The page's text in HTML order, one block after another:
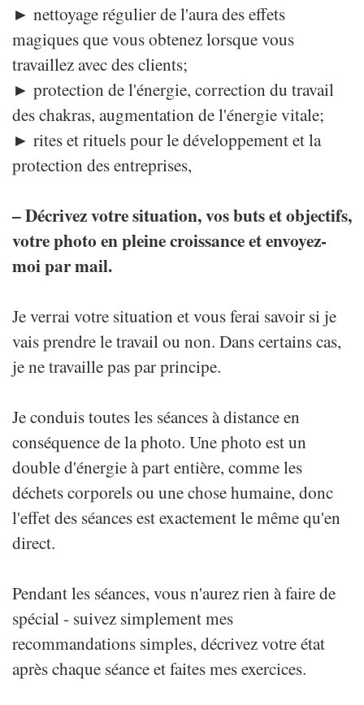
► nettoyage régulier de l'aura des effets
magiques que vous obtenez lorsque vous
travaillez avec des clients;
► protection de l'énergie, correction du travail
des chakras, augmentation de l'énergie vitale;
► rites et rituels pour le développement et la
protection des entreprises,
– Décrivez votre situation, vos buts et objectifs,
votre photo en pleine croissance et envoyez-
moi par mail.
Je verrai votre situation et vous ferai savoir si je
vais prendre le travail ou non. Dans certains cas,
je ne travaille pas par principe.
Je conduis toutes les séances à distance en
conséquence de la photo. Une photo est un
double d'énergie à part entière, comme les
déchets corporels ou une chose humaine, donc
l'effet des séances est exactement le même qu'en
direct.
Pendant les séances, vous n'aurez rien à faire de
spécial - suivez simplement mes
recommandations simples, décrivez votre état
après chaque séance et faites mes exercices.